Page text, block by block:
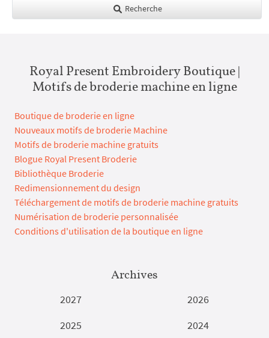
Recherche
Royal Present Embroidery Boutique |
Motifs de broderie machine en ligne
Boutique de broderie en ligne
Nouveaux motifs de broderie Machine
Motifs de broderie machine gratuits
Blogue Royal Present Broderie
Bibliothèque Broderie
Redimensionnement du design
Téléchargement de motifs de broderie machine gratuits
Numérisation de broderie personnalisée
Conditions d'utilisation de la boutique en ligne
Archives
2027
2026
2025
2024